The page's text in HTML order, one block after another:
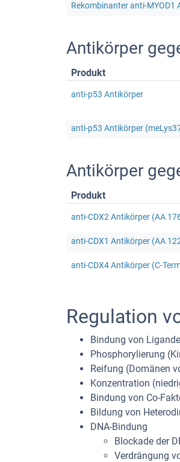
Rekombinanter anti-MYOD1
Antikörper
Produkt
anti-p53 Antikörper
anti-p53 Antikörper
Antikörper
Produkt
anti-CDX2 Antikörper (AA
anti-CDX1 Antikörper (AA
anti-CDX4 Antikörper (C-
Regulation
Bindung von
Phosphorylierung
Reifung (Domänen
Konzentration
Bindung von Co-
Bildung von
DNA-Bindung
Blockade der
Verdrängung